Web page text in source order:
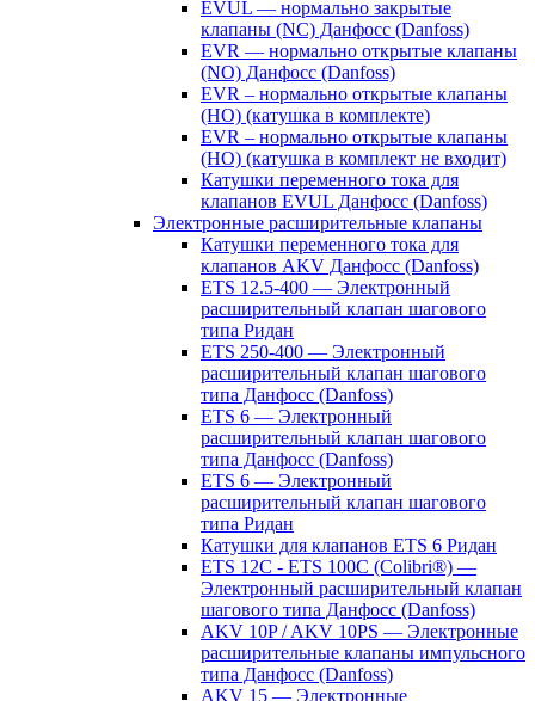
EVUL — нормально закрытые
клапаны (NC) Данфосс (Danfoss)
EVR — нормально открытые клапаны
(NO) Данфосс (Danfoss)
EVR – нормально открытые клапаны
(НО) (катушка в комплекте)
EVR – нормально открытые клапаны
(НО) (катушка в комплект не входит)
Катушки переменного тока для
клапанов EVUL Данфосс (Danfoss)
Электронные расширительные клапаны
Катушки переменного тока для
клапанов AKV Данфосс (Danfoss)
ETS 12.5-400 — Электронный
расширительный клапан шагового
типа Ридан
ETS 250-400 — Электронный
расширительный клапан шагового
типа Данфосс (Danfoss)
ETS 6 — Электронный
расширительный клапан шагового
типа Данфосс (Danfoss)
ETS 6 — Электронный
расширительный клапан шагового
типа Ридан
Катушки для клапанов ETS 6 Ридан
ETS 12C - ETS 100C (Colibri®) —
Электронный расширительный клапан
шагового типа Данфосс (Danfoss)
AKV 10P / AKV 10PS — Электронные
расширительные клапаны импульсного
типа Данфосс (Danfoss)
AKV 15 — Электронные